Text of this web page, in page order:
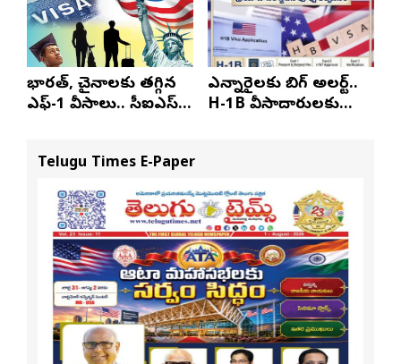
భారత్, చైనాలకు తగ్గిన
ఎఫ్-1 వీసాలు.. సీఐఎస్
ఎన్నారైలకు బిగ్ అలర్ట్..
H-1B వీసాదారులకు
Telugu Times E-Paper